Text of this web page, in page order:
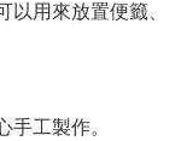
用來放置便籤、
工製作。